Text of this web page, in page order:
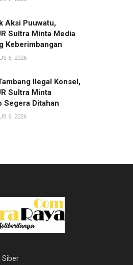
Aksi Puuwatu,
Sultra Minta Media
Keberimbangan
6, 2026
Ilegal Konsel,
Sultra Minta
Segera Ditahan
6, 2026
Siber